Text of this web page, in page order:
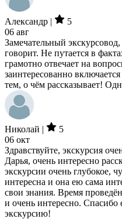
Александр |
5
06 авг
Замечательный
говорит. Не путается в
грамотно отвечает на
заинтересованно
тем, о чём рассказывает!
Николай |
5
06 окт
Здравствуйте, экскурсия
Дарья, очень интересно
экскурсии очень глубокое,
интересна и она ею сама
свои знания. Время
и очень интересно.
экскурсию!